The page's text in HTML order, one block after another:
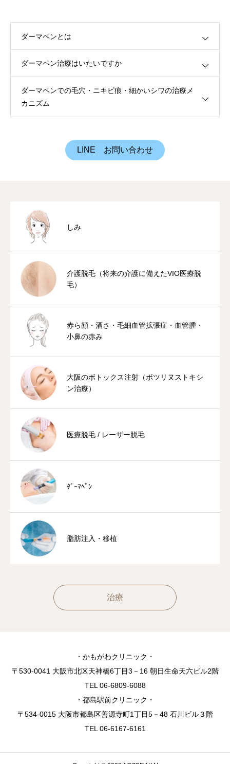
ダーマペンとは
ダーマペン治療はいたいですか
ダーマペンでの毛穴・ニキビ痕・細かいシワの治療メ
カニズム
LINE お問い合わせ
しみ
介護脱毛（将来の介護に備えたVIO医療脱
毛）
赤ら顔・酒さ・毛細血管拡張症・血管腫・
小鼻の赤み
大阪のボトックス注射（ボツリヌストキシ
ン治療）
医療脱毛 / レーザー脱毛
ﾀﾞｰﾏﾍﾟﾝ
脂肪注入・移植
治療
・かもがわクリニック・
〒530-0041 大阪市北区天神橋6丁目3－16 朝日生命天六ビル2階
TEL 06-6809-6088
・都島駅前クリニック・
〒534-0015 大阪市都島区善源寺町1丁目5－48 石川ビル３階
TEL 06-6167-6161